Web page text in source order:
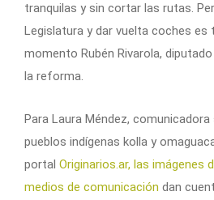
tranquilas y sin cortar las rutas.
Legislatura y dar vuelta coches es
momento Rubén Rivarola,
la reforma.
Para Laura Méndez,
pueblos indígenas kolla y
portal Originarios.ar, las imágenes
medios de comunicación dan